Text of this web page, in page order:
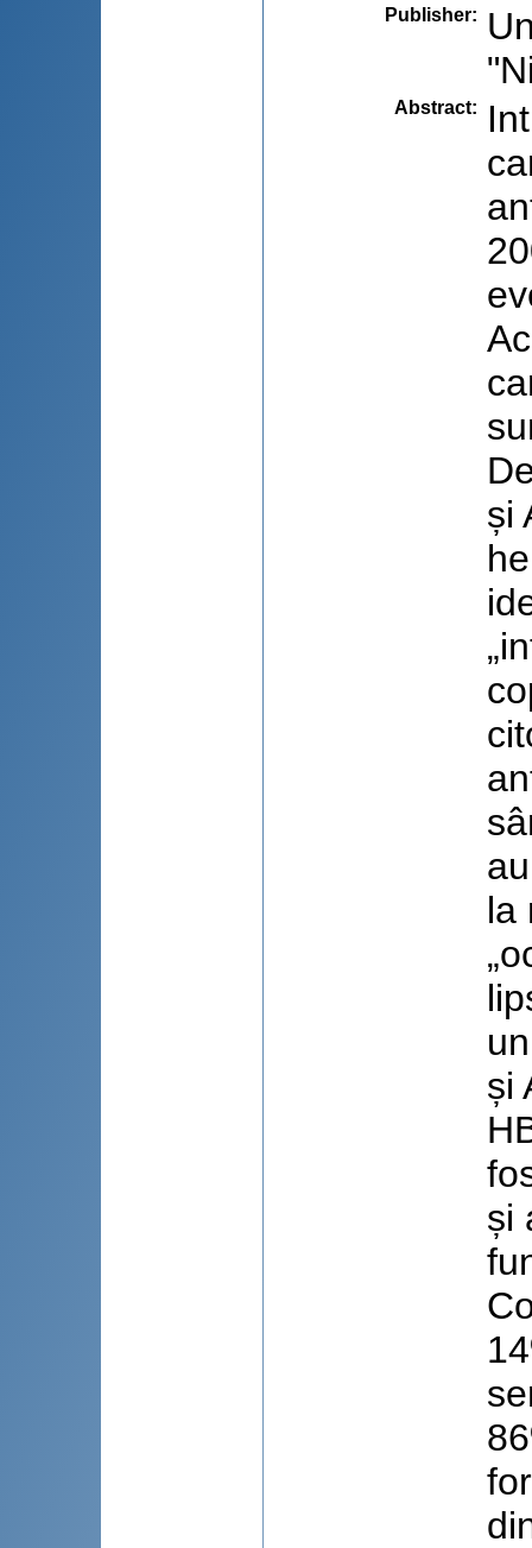
Publisher:
Abstract:
și
la
și
și